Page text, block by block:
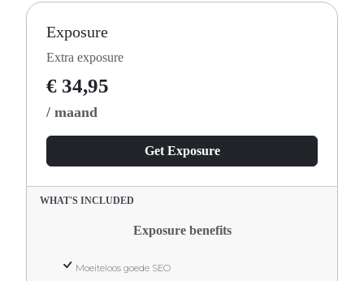
Exposure
Extra exposure
€ 34,95
/ maand
Get Exposure
WHAT'S INCLUDED
Exposure benefits
Moeiteloos goede SEO